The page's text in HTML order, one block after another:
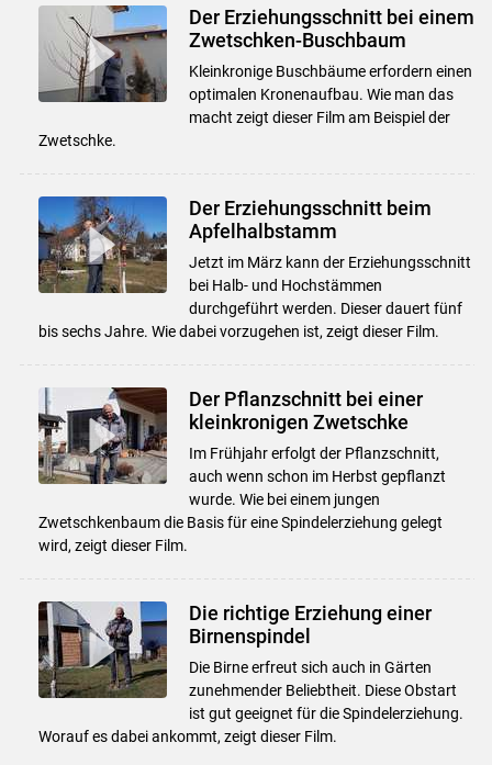
Der Erziehungsschnitt bei einem
Zwetschken-Buschbaum
Kleinkronige Buschbäume erfordern einen
optimalen Kronenaufbau. Wie man das
macht zeigt dieser Film am Beispiel der
Zwetschke.
Der Erziehungsschnitt beim
Apfelhalbstamm
Jetzt im März kann der Erziehungsschnitt
bei Halb- und Hochstämmen
durchgeführt werden. Dieser dauert fünf
bis sechs Jahre. Wie dabei vorzugehen ist, zeigt dieser Film.
Der Pflanzschnitt bei einer
kleinkronigen Zwetschke
Im Frühjahr erfolgt der Pflanzschnitt,
auch wenn schon im Herbst gepflanzt
wurde. Wie bei einem jungen
Zwetschkenbaum die Basis für eine Spindelerziehung gelegt
wird, zeigt dieser Film.
Die richtige Erziehung einer
Birnenspindel
Die Birne erfreut sich auch in Gärten
zunehmender Beliebtheit. Diese Obstart
ist gut geeignet für die Spindelerziehung.
Worauf es dabei ankommt, zeigt dieser Film.